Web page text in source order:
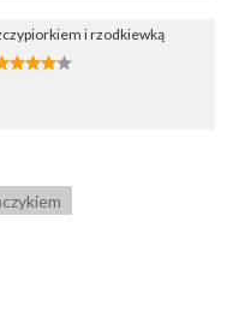
i rzodkiewką